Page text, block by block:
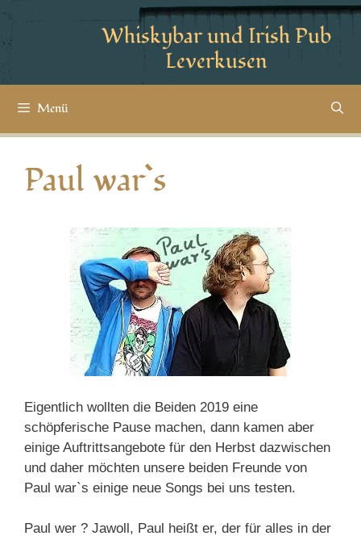
Whiskybar und Irish Pub
Leverkusen
Menü
Paul war`s
Eigentlich wollten die Beiden 2019 eine
schöpferische Pause machen, dann kamen aber
einige Auftrittsangebote für den Herbst dazwischen
und daher möchten unsere beiden Freunde von
Paul war`s einige neue Songs bei uns testen.
Paul wer ? Jawoll, Paul heißt er, der für alles in der